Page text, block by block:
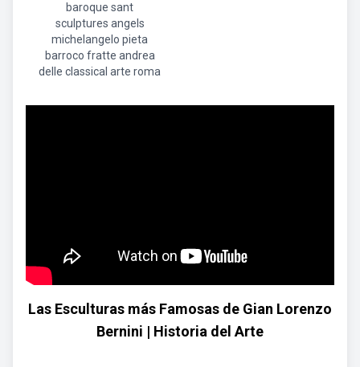
baroque sant
sculptures angels
michelangelo pieta
barroco fratte andrea
delle classical arte roma
Las Esculturas más Famosas de Gian Lorenzo
Bernini | Historia del Arte